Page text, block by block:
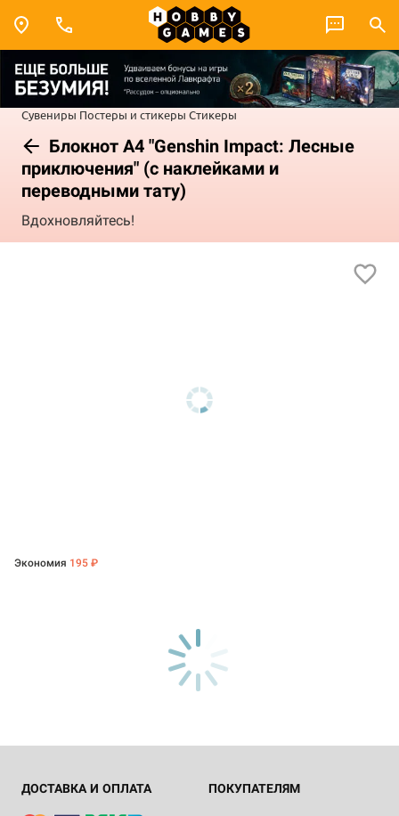
Сувениры Постеры и стикеры Стикеры
Блокнот А4 "Genshin Impact: Лесные
приключения" (с наклейками и
переводными тату)
Вдохновляйтесь!
Экономия 195 ₽
ДОСТАВКА И ОПЛАТА ПОКУПАТЕЛЯМ